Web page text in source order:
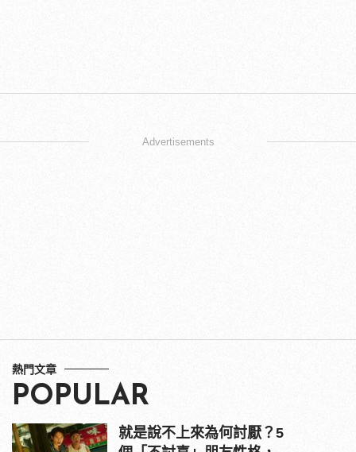
Advertisements
熱門文章
POPULAR
就是說不上來為何討厭？5